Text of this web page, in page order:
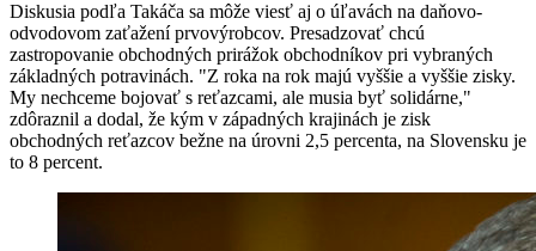
Diskusia podľa Takáča sa môže viesť aj o úľavách na daňovo-
odvodovom zaťažení prvovýrobcov. Presadzovať chcú
zastropovanie obchodných prirážok obchodníkov pri vybraných
základných potravinách. "Z roka na rok majú vyššie a vyššie zisky.
My nechceme bojovať s reťazcami, ale musia byť solidárne,"
zdôraznil a dodal, že kým v západných krajinách je zisk
obchodných reťazcov bežne na úrovni 2,5 percenta, na Slovensku je
to 8 percent.